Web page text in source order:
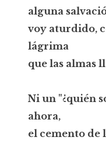
alguna
voy aturdido,
lágrima
que las almas
Ni un "¿quién
ahora,
el cemento de